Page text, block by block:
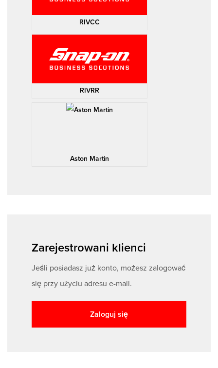
RIVCC
RIVRR
Aston Martin
Zarejestrowani klienci
Jeśli posiadasz już konto, możesz zalogować
się przy użyciu adresu e-mail.
Zaloguj się